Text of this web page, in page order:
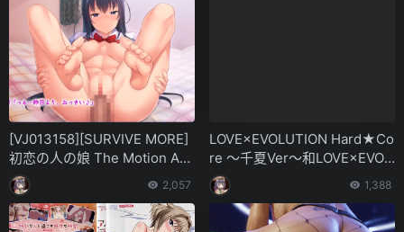
[VJ013158][SURVIVE MORE]
初恋の人の娘 The Motion Ani
me
2,057
LOVE×EVOLUTION Hard★Co
re ～千夏Ver～和LOVE×EVOL
UTION本篇！！！秒传链接注
意
1,388